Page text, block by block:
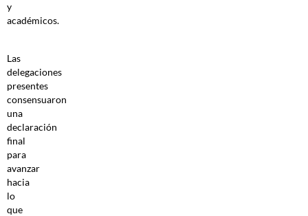
y
académicos.
Las
delegaciones
presentes
consensuaron
una
declaración
final
para
avanzar
hacia
lo
que